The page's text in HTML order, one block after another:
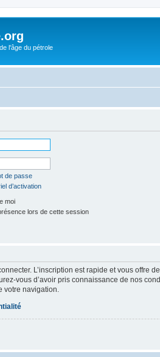
l'âge du pétrole
de passe
d’activation
moi
lors de cette session
L’inscription est rapide et vous
vous d’avoir pris connaissance de nos
votre navigation.